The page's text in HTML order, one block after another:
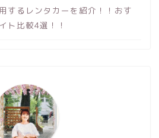
するレンタカーを紹介！！おす
ト比較4選！！